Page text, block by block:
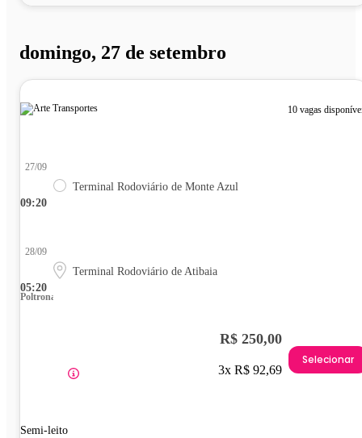
domingo, 27 de setembro
10 vagas
09:20
27/09
Terminal Rodoviário de Monte Azul
05:20
28/09
Terminal Rodoviário de Atibaia
Poltrona
Semi-leito
R$ 250,00
3x R$ 92,69
Selecionar